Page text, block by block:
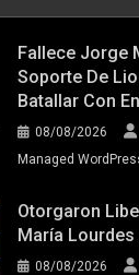
Fallece Jorge
Soporte De
Batallar Con
08/08/2026
Managed
Otorgaron
María Lourdes
08/08/2026